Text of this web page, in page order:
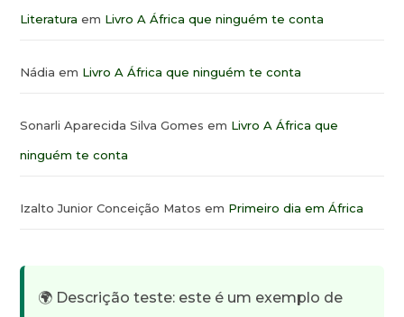
Literatura em Livro A África que ninguém te conta
Nádia em Livro A África que ninguém te conta
Sonarli Aparecida Silva Gomes em Livro A África que
ninguém te conta
Izalto Junior Conceição Matos em Primeiro dia em África
🌍 Descrição teste: este é um exemplo de